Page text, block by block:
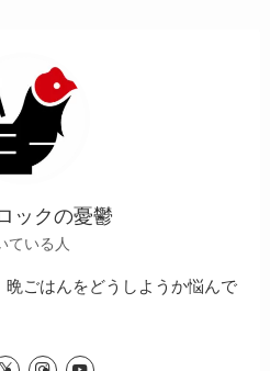
ックの憂鬱
ている人
ごはんをどうしようか悩んで